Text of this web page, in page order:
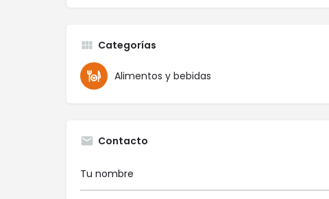
Categorías
Alimentos y bebidas
Contacto